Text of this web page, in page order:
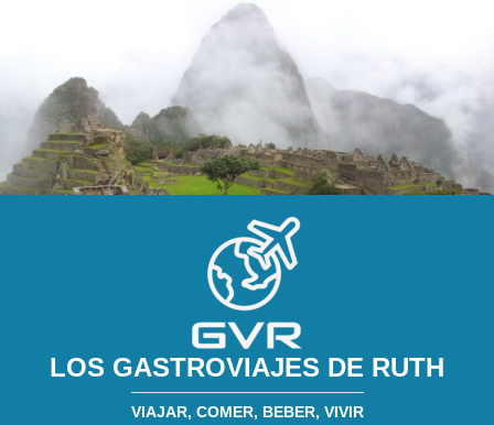
LOS GASTROVIAJES DE RUTH
VIAJAR, COMER, BEBER, VIVIR